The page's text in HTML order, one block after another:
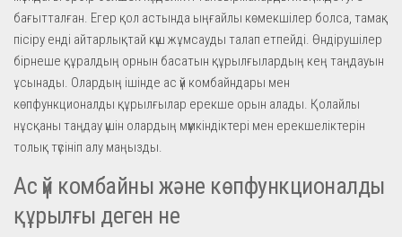
бағытталған. Егер қол астында ыңғайлы көмекшілер болса, тамақ
пісіру енді айтарлықтай күш жұмсауды талап етпейді. Өндірушілер
бірнеше құралдың орнын басатын құрылғылардың кең таңдауын
ұсынады. Олардың ішінде ас үй комбайндары мен
көпфункционалды құрылғылар ерекше орын алады. Қолайлы
нұсқаны таңдау үшін олардың мүмкіндіктері мен ерекшеліктерін
толық түсініп алу маңызды.
Ас үй комбайны және көпфункционалды
құрылғы деген не